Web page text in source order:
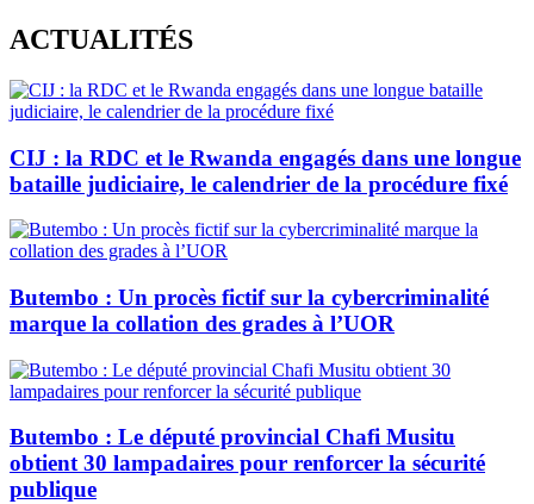
Skip
to
content
ACTUALITÉS
CIJ : la RDC et le Rwanda engagés dans une longue
bataille judiciaire, le calendrier de la procédure fixé
Butembo : Un procès fictif sur la cybercriminalité
marque la collation des grades à l’UOR
Butembo : Le député provincial Chafi Musitu
obtient 30 lampadaires pour renforcer la sécurité
publique